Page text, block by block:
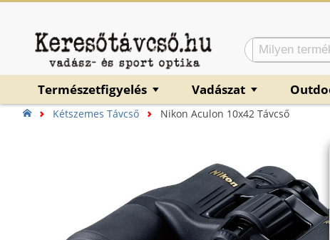
Természetfigyelés ▼ Vadászat ▼
Kétszemes Távcső Nikon Aculon 10x42 Távcső